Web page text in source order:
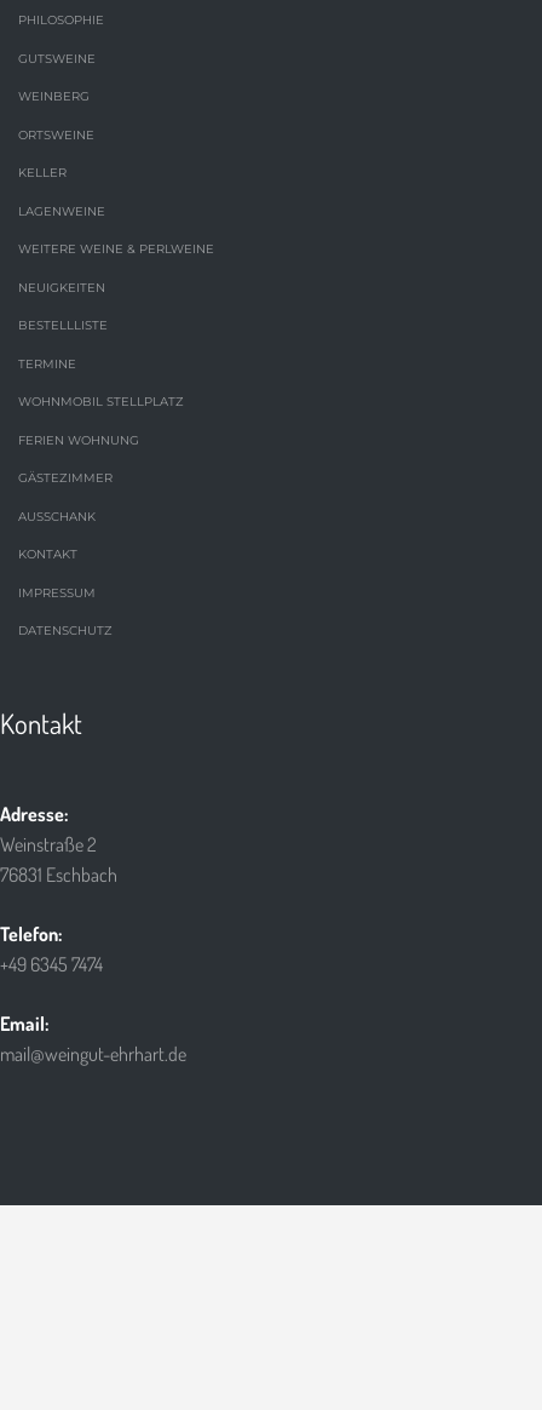
PHILOSOPHIE
GUTSWEINE
WEINBERG
ORTSWEINE
KELLER
LAGENWEINE
WEITERE WEINE & PERLWEINE
NEUIGKEITEN
BESTELLLISTE
TERMINE
WOHNMOBIL STELLPLATZ
FERIEN WOHNUNG
GÄSTEZIMMER
AUSSCHANK
KONTAKT
IMPRESSUM
DATENSCHUTZ
Kontakt
Adresse:
Weinstraße 2
76831 Eschbach
Telefon:
+49 6345 7474
Email:
mail@weingut-ehrhart.de